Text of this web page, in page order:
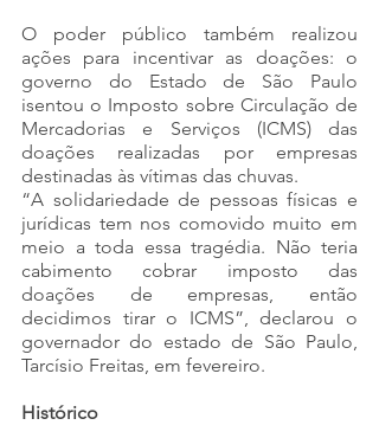
O poder público também realizou
ações para incentivar as doações: o
governo do Estado de São Paulo
isentou o Imposto sobre Circulação de
Mercadorias e Serviços (ICMS) das
doações realizadas por empresas
destinadas às vítimas das chuvas.
“A solidariedade de pessoas físicas e
jurídicas tem nos comovido muito em
meio a toda essa tragédia. Não teria
cabimento cobrar imposto das
doações de empresas, então
decidimos tirar o ICMS”, declarou o
governador do estado de São Paulo,
Tarcísio Freitas, em fevereiro.
Histórico